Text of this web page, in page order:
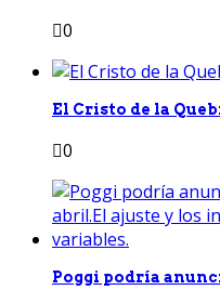
0
El Cristo de la
0
Poggi podría